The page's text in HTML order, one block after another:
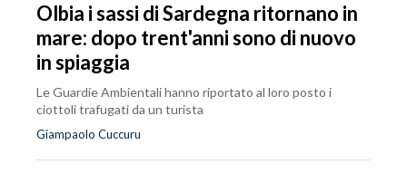
Olbia i sassi di Sardegna ritornano in
mare: dopo trent'anni sono di nuovo
in spiaggia
Le Guardie Ambientali hanno riportato al loro posto i
ciottoli trafugati da un turista
Giampaolo Cuccuru